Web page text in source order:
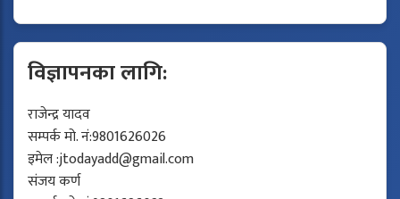
विज्ञापनका लागि:
राजेन्द्र यादव
सम्पर्क मो. नं:9801626026
इमेल :jtodayadd@gmail.com
संजय कर्ण